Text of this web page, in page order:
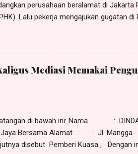
perusahaan beralamat di Jakarta
Lalu pekerja mengajukan gugatan di
relatif dengan mendasarkan pada
gugatan diajukan kepada pengadilan di
Denpasar tidak berwenang
si pekerja. Menurut tergugat yang
perusahaan. Eksepsi tersebut dapat
Mediasi Memakai
di bawah ini: Nama :
Bersama Alamat : Jl. Mangga
disebut Pemberi Kuasa ; Dengan